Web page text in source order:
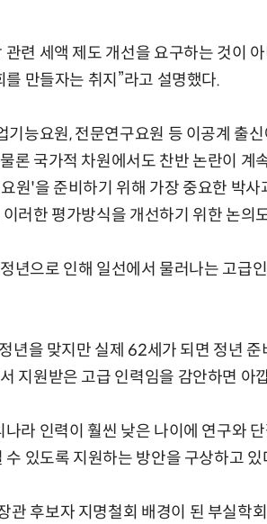
련 세액 제도 개선을 요구하는 것이
만들자는 취지”라고 설명했다.
기능요원, 전문연구요원 등 이공계 출
론 국가적 차원에서도 찬반 논란이 계
원'을 준비하기 위해 가장 중요한 박
러한 평가방식을 개선하기 위한 논의
년으로 인해 일선에서 물러나는 고급
년을 맞지만 실제 62세가 되면 정년
지원받은 고급 인력임을 감안하면 아
라 인력이 훨씬 낮은 나이에 연구와
있도록 지원하는 방안을 구상하고 있
관 후보자 지명철회 배경이 된 부실학